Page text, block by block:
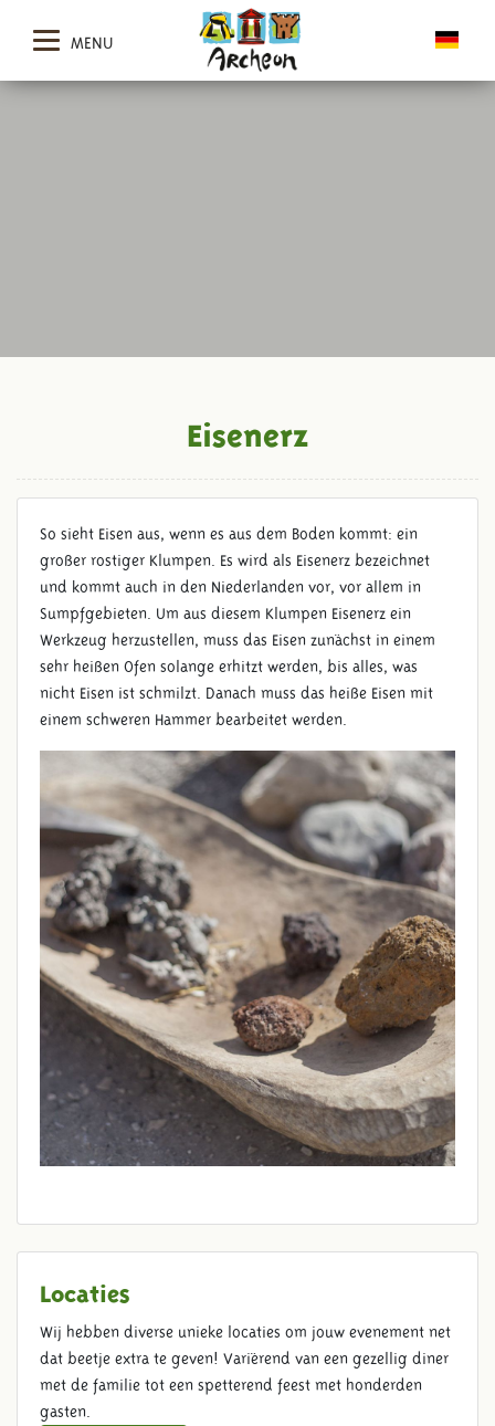
MENU
EISENERZ
Eisenerz
So sieht Eisen aus, wenn es aus dem Boden kommt: ein
großer rostiger Klumpen. Es wird als Eisenerz bezeichnet
und kommt auch in den Niederlanden vor, vor allem in
Sumpfgebieten. Um aus diesem Klumpen Eisenerz ein
Werkzeug herzustellen, muss das Eisen zunächst in einem
sehr heißen Ofen solange erhitzt werden, bis alles, was
nicht Eisen ist schmilzt. Danach muss das heiße Eisen mit
einem schweren Hammer bearbeitet werden.
Locaties
Wij hebben diverse unieke locaties om jouw evenement net
dat beetje extra te geven! Variërend van een gezellig diner
met de familie tot een spetterend feest met honderden
gasten.